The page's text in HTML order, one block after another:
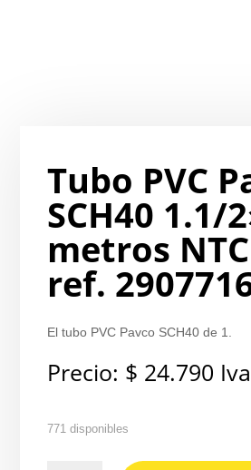
Tubo PVC
SCH40 1.1/
metros
ref.
El tubo PVC Pavco SCH40 de 1.
Precio: $ 24.790
771 disponibles